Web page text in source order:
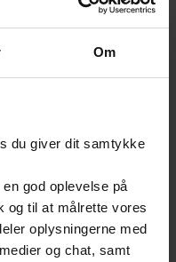
Om
du giver dit samtykke
god oplevelse på
og til at målrette vores
oplysningerne med
og chat, samt
af